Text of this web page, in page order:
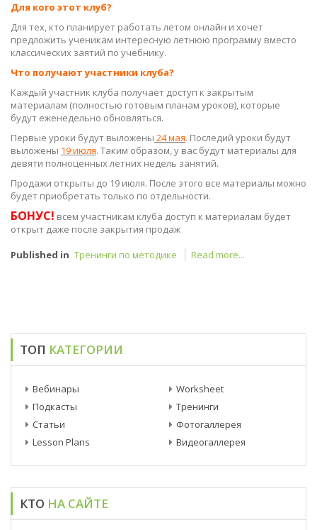
Для кого этот клуб?
Для тех, кто планирует работать летом онлайн и хочет
предложить ученикам интересную летнюю программу вместо
классических заятий по учебнику.
Что получают участники клуба?
Каждый участник клуба получает доступ к закрытым
материалам (полностью готовым планам уроков), которые
будут еженедельно обновляться.
Первые уроки будут выложены 24 мая. Последий уроки будут
выложены 19 июля. Таким образом, у вас будут материалы для
девяти полноценных летних недель занятий.
Продажи открыты до 19 июля. После этого все материалы можно
будет приобретать только по отдельности.
БОНУС! всем участникам клуба доступ к материалам будет
открыт даже после закрытия продаж
Published in Тренинги по методике Read more...
ТОП КАТЕГОРИИ
Вебинары
Подкасты
Статьи
Lesson Plans
Worksheet
Тренинги
Фотогаллерея
Видеогаллерея
КТО НА САЙТЕ